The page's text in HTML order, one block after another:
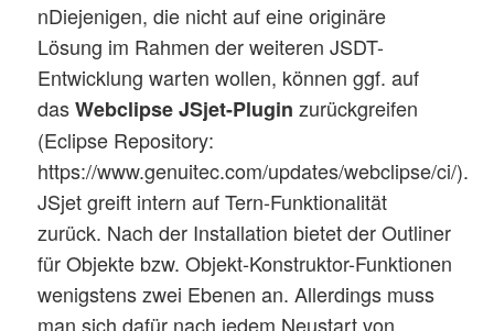
nDiejenigen, die nicht auf eine originäre
Lösung im Rahmen der weiteren JSDT-
Entwicklung warten wollen, können ggf. auf
dasWebclipse JSjet-Pluginzurückgreifen
(Eclipse Repository:
https://www.genuitec.com/updates/webclipse/ci/).
JSjet greift intern auf Tern-Funktionalität
zurück. Nach der Installation bietet der Outliner
für Objekte bzw. Objekt-Konstruktor-Funktionen
wenigstens zwei Ebenen an. Allerdings muss
man sich dafür nach jedem Neustart von